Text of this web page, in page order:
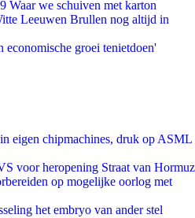
Waar we schuiven met karton
Leeuwen Brullen nog altijd in
economische groei tenietdoen'
eigen chipmachines, druk op ASML
voor heropening Straat van Hormuz
op mogelijke oorlog met
het embryo van ander stel